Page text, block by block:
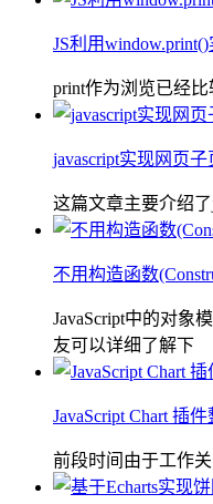
JS利用
print作为浏览已经
javascript实现网页
这篇文章主要介绍
不用构造函数
JavaScript中的对象
友可以详细了解下
JavaScript Chart 插件
前段时间由于工作关